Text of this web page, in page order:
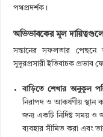
পথপ্রদর্শক।
অভিভাবকের মূল
সন্তানের সফলতার পেছনে
সুদূরপ্রসারী ইতিবাচক প্রভাব
বাড়িতে শেখার অনুকূল
নিরাপদ ও আকর্ষণীয়
জন্য একটি নির্দিষ্ট সময় ও
ব্যবহার সীমিত করা এবং